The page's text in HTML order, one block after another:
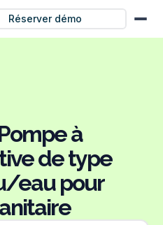
Réserver démo
à
de type
eau pour